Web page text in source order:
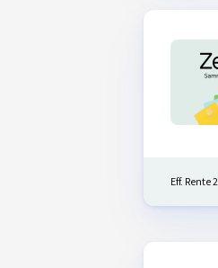
Eff. Rente